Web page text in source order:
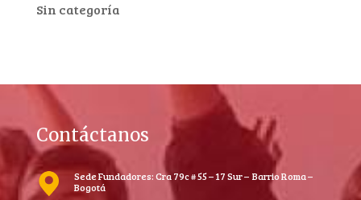
Sin categoría
Contáctanos
Sede Fundadores: Cra 79c # 55 – 17 Sur – Barrio Roma –
Bogotá